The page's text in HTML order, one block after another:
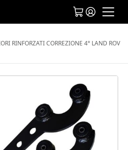
RINFORZATI CORREZIONE 4° LAND ROVER